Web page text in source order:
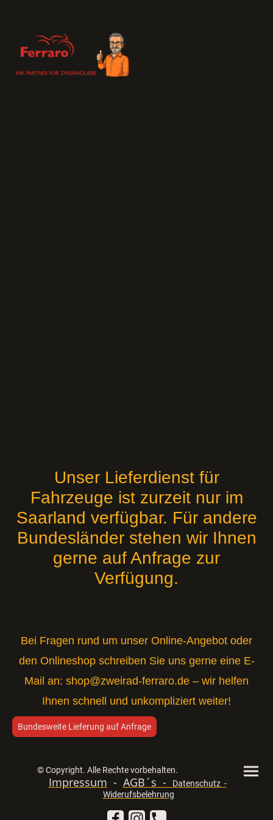
Unser Lieferdienst für
Fahrzeuge ist zurzeit nur im
Saarland verfügbar. Für andere
Bundesländer stehen wir Ihnen
gerne auf Anfrage zur
Verfügung.
Bei Fragen rund um unser Online-Angebot oder
den Onlineshop schreiben Sie uns gerne eine E-
Mail an: shop@zweirad-ferraro.de – wir helfen
Ihnen schnell und unkompliziert weiter!
Bundesweite Lieferung auf Anfrage
© Copyright. Alle Rechte vorbehalten.
Impressum - AGB´s -
Datenschutz -
Widerufsbelehrung